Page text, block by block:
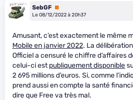
SebGF Premium
Le 08/12/2022 à 20h37
Amusant, c’est exactement le même
Mobile en janvier 2022. La
Officiel a censuré le chiffre d’affaires
celui-ci estpubliquement disponible
2 695 millions d’euros. Si, comme
prend aussi en compte la santé
dire que Free va très mal.